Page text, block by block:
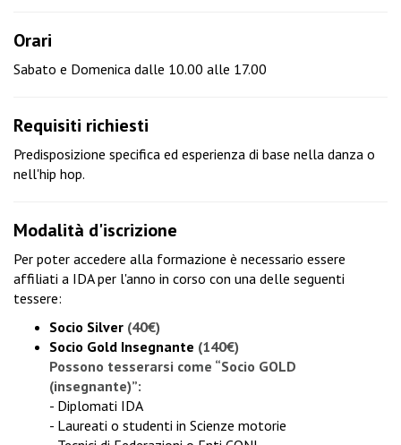
Orari
Sabato e Domenica dalle 10.00 alle 17.00
Requisiti richiesti
Predisposizione specifica ed esperienza di base nella danza o
nell'hip hop.
Modalità d'iscrizione
Per poter accedere alla formazione è necessario essere
affiliati a IDA per l'anno in corso con una delle seguenti
tessere:
Socio Silver (40€)
Socio Gold Insegnante (140€)
Possono tesserarsi come “Socio GOLD
(insegnante)”:
- Diplomati IDA
- Laureati o studenti in Scienze motorie